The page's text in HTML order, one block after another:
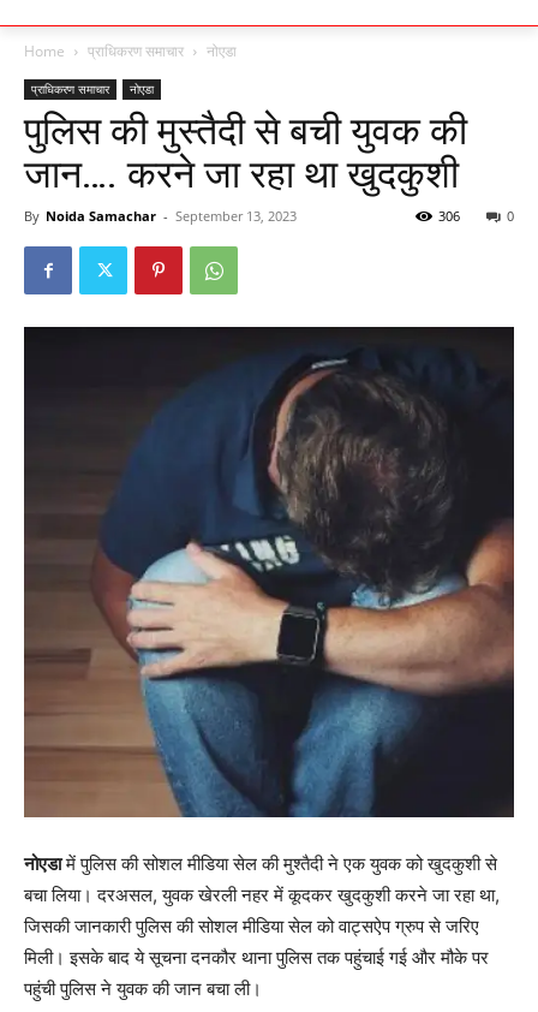
Home प्राधिकरण समाचार नोएडा
प्राधिकरण समाचार नोएडा
पुलिस की मुस्तैदी से बची युवक की
जान…. करने जा रहा था खुदकुशी
By Noida Samachar - September 13, 2023 0
306
नोएडामें पुलिस की सोशल मीडिया सेल की मुश्तैदी ने एक युवक को खुदकुशी से
बचा लिया। दरअसल, युवक खेरली नहर में कूदकर खुदकुशी करने जा रहा था,
जिसकी जानकारी पुलिस की सोशल मीडिया सेल को वाट्सऐप ग्रुप से जरिए
मिली। इसके बाद ये सूचना दनकौर थाना पुलिस तक पहुंचाई गई और मौके पर
पहुंची पुलिस ने युवक की जान बचा ली।